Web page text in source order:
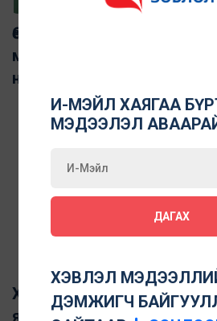
Өөрийн зохицуулалтаар
мэдээллийн хараат бус
нь
Хэвлэл мэдээллийн
яагаад чухал вэ
И-МЭЙЛ ХАЯГАА
МЭДЭЭЛЭЛ
ДАГАХ
ХЭВЛЭЛ
ДЭМЖИГЧ